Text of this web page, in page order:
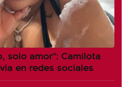
solo amor": Camilota
en redes sociales